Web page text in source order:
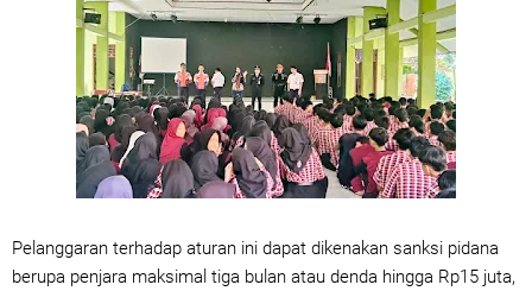
Pelanggaran terhadap aturan ini dapat dikenakan sanksi pidana
berupa penjara maksimal tiga bulan atau denda hingga Rp15 juta,